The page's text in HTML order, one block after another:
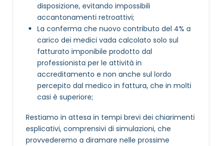
disposizione, evitando impossibili
accantonamenti retroattivi;
La conferma che nuovo contributo del 4% a
carico dei medici vada calcolato solo sul
fatturato imponibile prodotto dal
professionista per le attività in
accreditamento e non anche sul lordo
percepito dal medico in fattura, che in molti
casi è superiore;
Restiamo in attesa in tempi brevi dei chiarimenti
esplicativi, comprensivi di simulazioni, che
provvederemo a diramare nelle prossime